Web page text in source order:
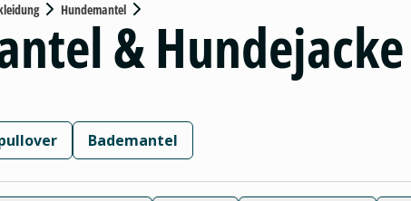
Hundemantel
& Hundejacke
Bademantel